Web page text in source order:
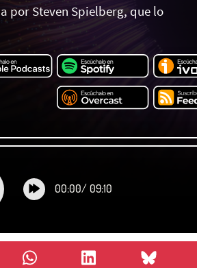
por Steven Spielberg, que lo
00:00/ 09:10